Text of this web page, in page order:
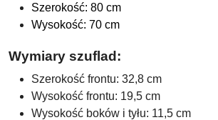
Szerokość: 80 cm
Wysokość: 70 cm
Wymiary szuflad:
Szerokość frontu: 32,8 cm
Wysokość frontu: 19,5 cm
Wysokość boków i tyłu: 11,5 cm